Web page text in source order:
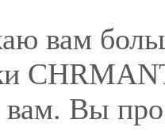
вам
вам. Вы